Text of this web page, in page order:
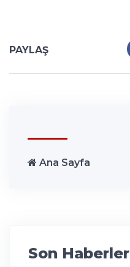
PAYLAŞ
Ana Sayfa
Son Haberler